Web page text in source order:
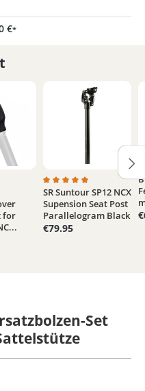
€*
of 5 out of 5 stars
for
Average rating of 5
SR Suntour SP12 NCX
Supension Seat Post
Parallelogram Black
€79.95
Set